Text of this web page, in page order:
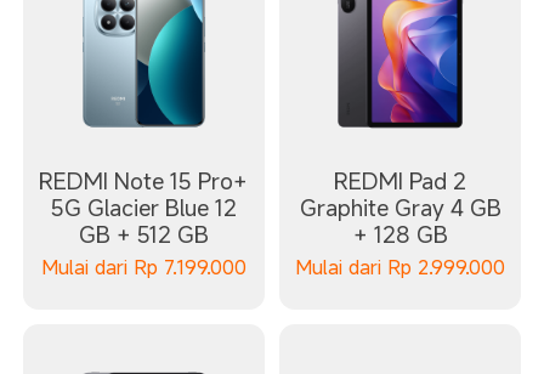
REDMI Note 15 Pro+
5G Glacier Blue 12
GB + 512 GB
Mulai dari Rp 7.199.000
REDMI Pad 2
Graphite Gray 4 GB
+ 128 GB
Mulai dari Rp 2.999.000